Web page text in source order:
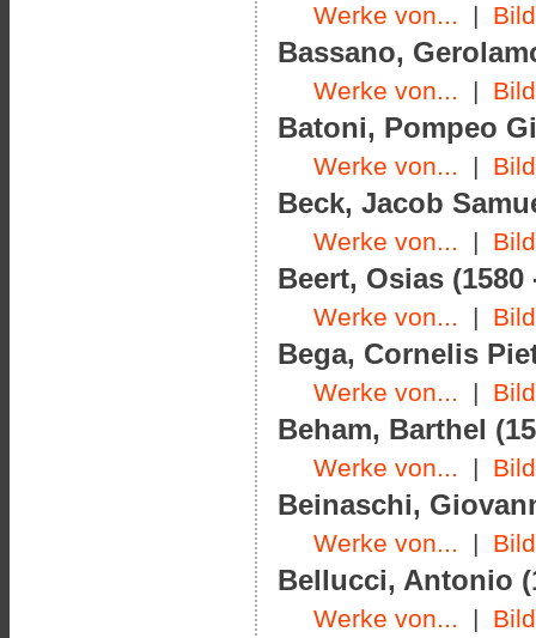
Werke von... |
Bassano,
Werke von... |
Batoni, Pompeo
Werke von... |
Beck, Jacob
Werke von... |
Beert, Osias (1580
Werke von... |
Bega, Cornelis
Werke von... |
Beham, Barthel
Werke von... |
Beinaschi,
Werke von... |
Bellucci, Antonio
Werke von... |